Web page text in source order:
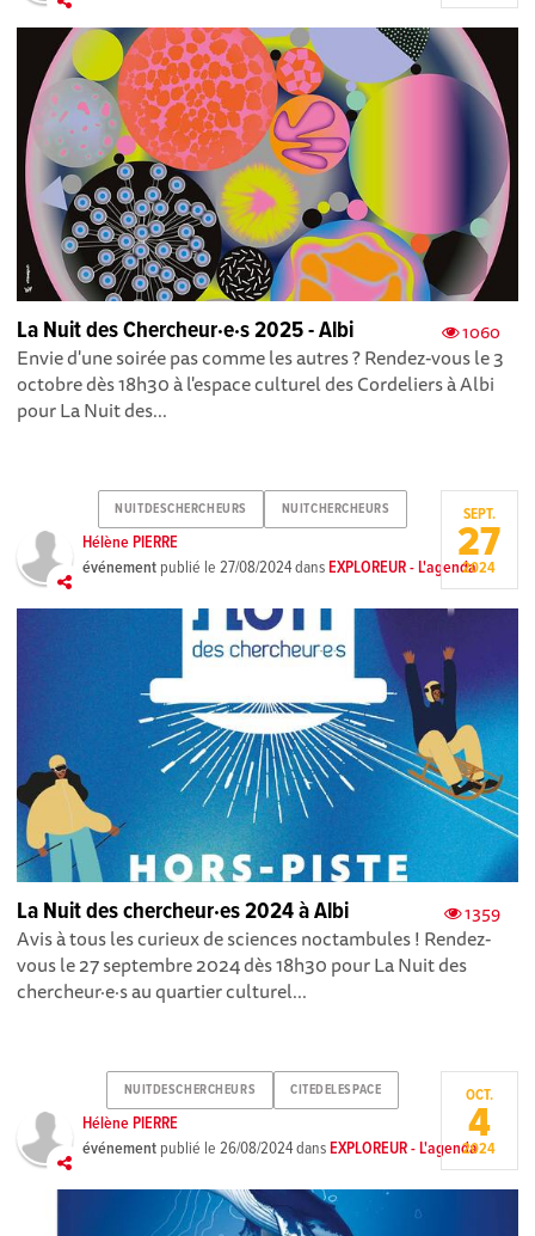
1060
La Nuit des Chercheur·e·s 2025 - Albi
Envie d'une soirée pas comme les autres ? Rendez-vous le 3
octobre dès 18h30 à l'espace culturel des Cordeliers à Albi
pour La Nuit des...
NUITDESCHERCHEURS NUITCHERCHEURS
Hélène PIERRE
événement publié le27/08/2024dansEXPLOREUR - L'agenda
SEPT.
27
2024
1359
La Nuit des chercheur·es 2024 à Albi
Avis à tous les curieux de sciences noctambules ! Rendez-
vous le 27 septembre 2024 dès 18h30 pour La Nuit des
chercheur·e·s au quartier culturel...
NUITDESCHERCHEURS CITEDELESPACE
Hélène PIERRE
événement publié le26/08/2024dansEXPLOREUR - L'agenda
OCT.
4
2024